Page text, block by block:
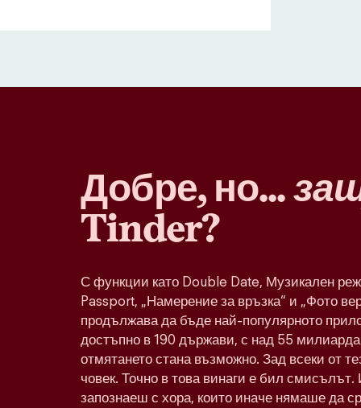
Добре, но...
Tinder?
С функции като Double Date, Музикален
Passport, „Намерение за връзка“ и „Фото
продължава да бъде най-популярното
достъпно в 190 държави, с над 55 милиарда
отмятането стана възможно. Зад всеки от
човек. Точно в това винаги е бил
запознаеш с хора, които иначе нямаше да